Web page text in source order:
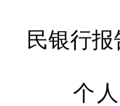
民银行报
个人征